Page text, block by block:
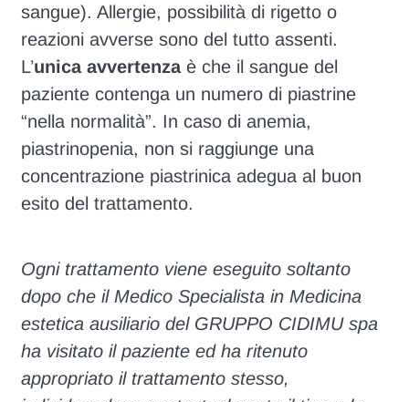
sangue). Allergie, possibilità di rigetto o
reazioni avverse sono del tutto assenti.
L’unica avvertenzaè che il sangue del
paziente contenga un numero di piastrine
“nella normalità”. In caso di anemia,
piastrinopenia, non si raggiunge una
concentrazione piastrinica adegua al buon
esito del trattamento.
Ogni trattamento viene eseguito soltanto
dopo che il Medico Specialista in Medicina
estetica ausiliario del GRUPPO CIDIMU spa
ha visitato il paziente ed ha ritenuto
appropriato il trattamento stesso,